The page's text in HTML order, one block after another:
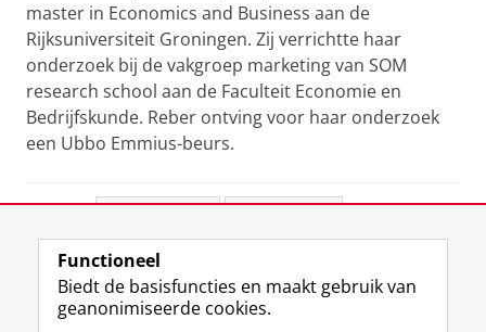
master in Economics and Business aan de
Rijksuniversiteit Groningen. Zij verrichtte haar
onderzoek bij de vakgroep marketing van SOM
research school aan de Faculteit Economie en
Bedrijfskunde. Reber ontving voor haar onderzoek
een Ubbo Emmius-beurs.
View this page in:English
Functioneel
Biedt de basisfuncties en maakt gebruik van
geanonimiseerde cookies.